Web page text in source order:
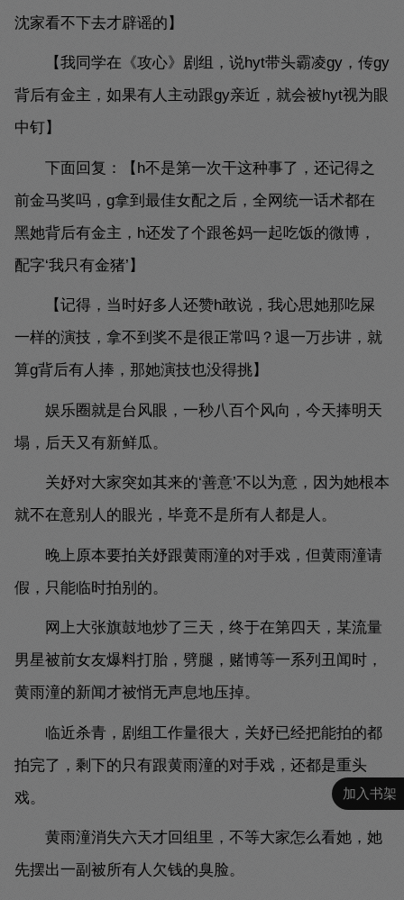
加入书架
沈家看不下去才辟谣的】
【我同学在《攻心》剧组，说hyt带头霸凌gy，传gy
背后有金主，如果有人主动跟gy亲近，就会被hyt视为眼
中钉】
下面回复：【h不是第一次干这种事了，还记得之
前金马奖吗，g拿到最佳女配之后，全网统一话术都在
黑她背后有金主，h还发了个跟爸妈一起吃饭的微博，
配字‘我只有金猪’】
【记得，当时好多人还赞h敢说，我心思她那吃屎
一样的演技，拿不到奖不是很正常吗？退一万步讲，就
算g背后有人捧，那她演技也没得挑】
娱乐圈就是台风眼，一秒八百个风向，今天捧明天
塌，后天又有新鲜瓜。
关妤对大家突如其来的‘善意’不以为意，因为她根本
就不在意别人的眼光，毕竟不是所有人都是人。
晚上原本要拍关妤跟黄雨潼的对手戏，但黄雨潼请
假，只能临时拍别的。
网上大张旗鼓地炒了三天，终于在第四天，某流量
男星被前女友爆料打胎，劈腿，赌博等一系列丑闻时，
黄雨潼的新闻才被悄无声息地压掉。
临近杀青，剧组工作量很大，关妤已经把能拍的都
拍完了，剩下的只有跟黄雨潼的对手戏，还都是重头
戏。
黄雨潼消失六天才回组里，不等大家怎么看她，她
先摆出一副被所有人欠钱的臭脸。